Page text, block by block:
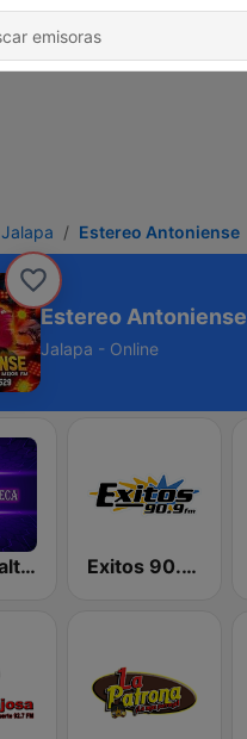
Jalapa Estereo Antoniense
Estereo Antoniense
Jalapa - Online
La Chimalteca Radio Exitos 90.9 FM